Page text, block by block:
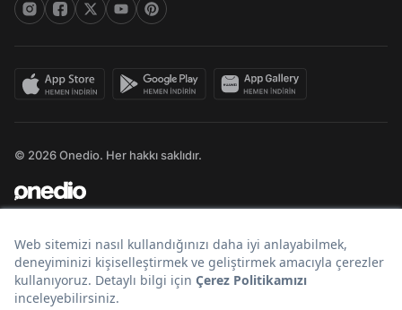
© 2026 Onedio. Her hakkı saklıdır.
Bir markasıdır.